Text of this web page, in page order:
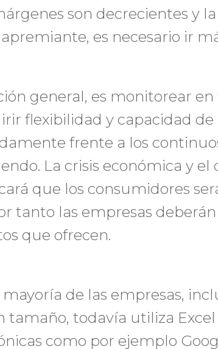
son decrecientes y
es necesario ir
general, es monitorear
flexibilidad y capacidad de
frente a los
La crisis económica y el
que los consumidores
tanto las empresas
que ofrecen.
de las empresas,
tamaño, todavía utiliza
como por ejemplo